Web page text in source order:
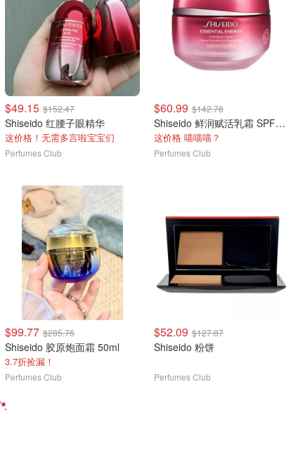
$49.15 $152.47
Shiseido 红腰子眼精华
这价格！无需多言啦宝宝们
Perfumes Club
$60.99 $142.78
Shiseido 鲜润赋活乳霜 SPF20 50ml
这价格 喵喵喵？
Perfumes Club
$99.77 $285.76
Shiseido 胶原炮面霜 50ml
3.7折捡漏！
Perfumes Club
$52.09 $127.87
Shiseido 粉饼
Perfumes Club